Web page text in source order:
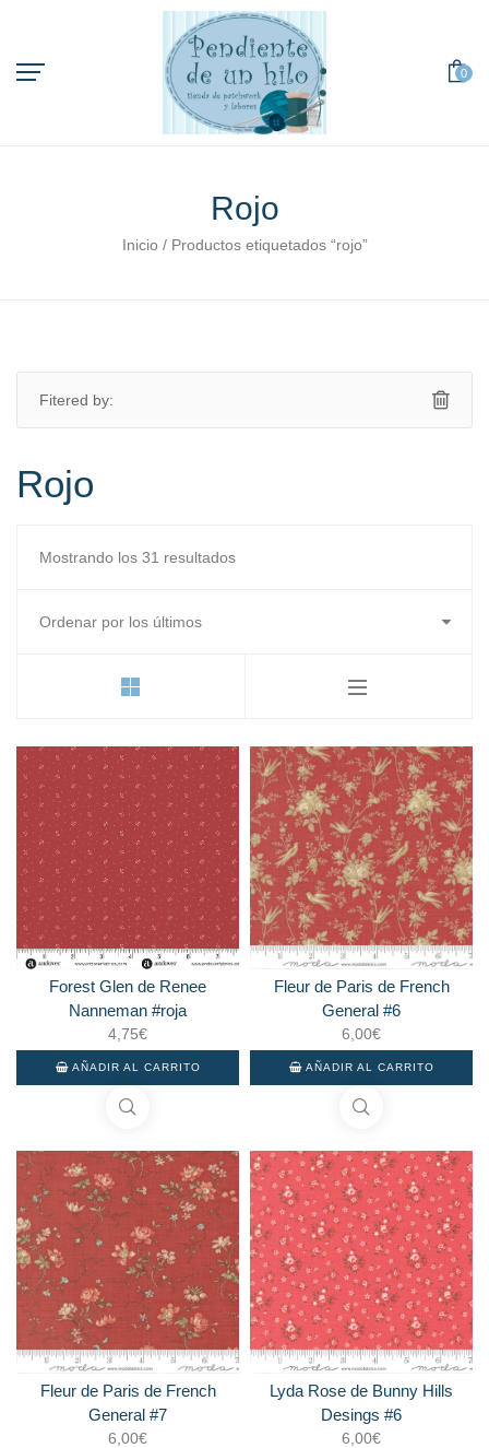
0
Rojo
Inicio / Productos etiquetados “rojo”
Fitered by:
Rojo
Mostrando los 31 resultadosOrdenado
Forest Glen de Renee
Nanneman #roja
4,75€
AÑADIR AL CARRITO
Fleur de Paris de French
General #6
6,00€
AÑADIR AL CARRITO
Fleur de Paris de French
General #7
6,00€
Lyda Rose de Bunny Hills
Desings #6
6,00€